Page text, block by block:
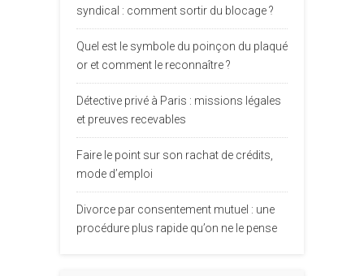
syndical : comment sortir du blocage ?
Quel est le symbole du poinçon du plaqué
or et comment le reconnaître ?
Détective privé à Paris : missions légales
et preuves recevables
Faire le point sur son rachat de crédits,
mode d’emploi
Divorce par consentement mutuel : une
procédure plus rapide qu’on ne le pense